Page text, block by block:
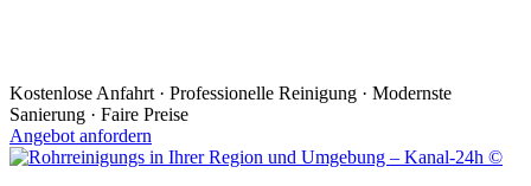
Kostenlose Anfahrt · Professionelle Reinigung · Modernste
Sanierung · Faire Preise
Angebot anfordern